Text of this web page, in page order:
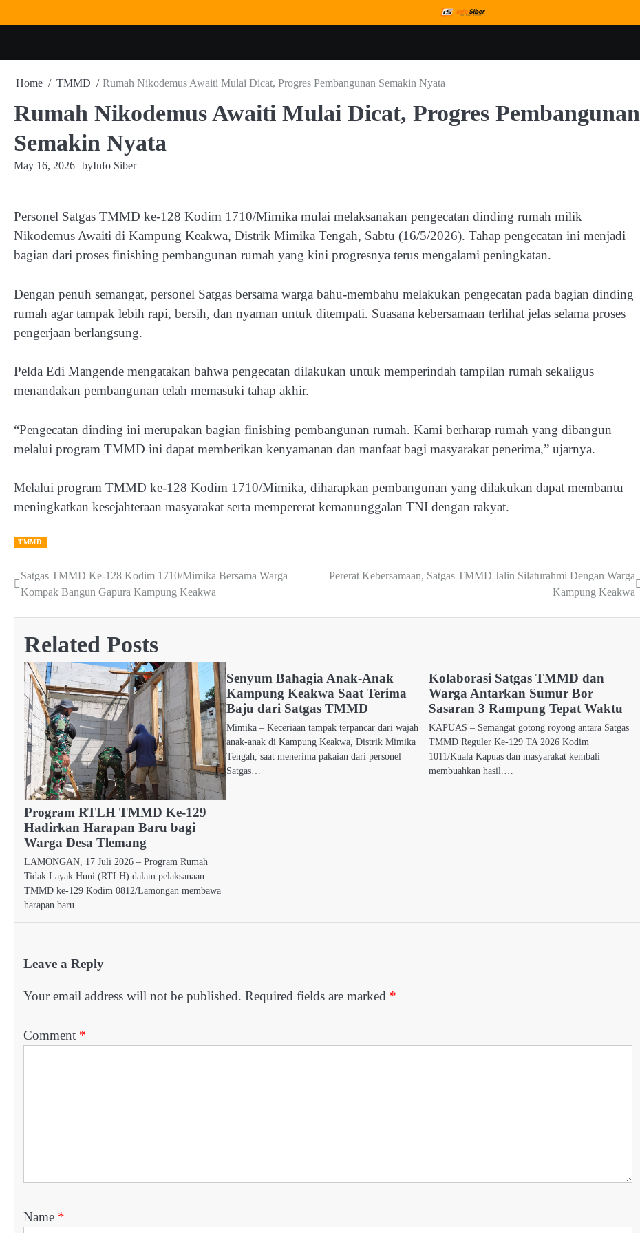
to
Home TMMD Rumah Nikodemus Awaiti Mulai Dicat, Progres Pembangunan Semakin Nyata
Rumah Nikodemus Awaiti Mulai Dicat, Progres Pembangunan
Semakin Nyata
May 16, 2026 byInfo Siber
Personel Satgas TMMD ke-128 Kodim 1710/Mimika mulai melaksanakan pengecatan dinding rumah milik
Nikodemus Awaiti di Kampung Keakwa, Distrik Mimika Tengah, Sabtu (16/5/2026). Tahap pengecatan ini menjadi
bagian dari proses finishing pembangunan rumah yang kini progresnya terus mengalami peningkatan.
Dengan penuh semangat, personel Satgas bersama warga bahu-membahu melakukan pengecatan pada bagian dinding
rumah agar tampak lebih rapi, bersih, dan nyaman untuk ditempati. Suasana kebersamaan terlihat jelas selama proses
pengerjaan berlangsung.
Pelda Edi Mangende mengatakan bahwa pengecatan dilakukan untuk memperindah tampilan rumah sekaligus
menandakan pembangunan telah memasuki tahap akhir.
“Pengecatan dinding ini merupakan bagian finishing pembangunan rumah. Kami berharap rumah yang dibangun
melalui program TMMD ini dapat memberikan kenyamanan dan manfaat bagi masyarakat penerima,” ujarnya.
Melalui program TMMD ke-128 Kodim 1710/Mimika, diharapkan pembangunan yang dilakukan dapat membantu
meningkatkan kesejahteraan masyarakat serta mempererat kemanunggalan TNI dengan rakyat.
TMMD
Post
Satgas TMMD Ke-128 Kodim 1710/Mimika Bersama Warga
Kompak Bangun Gapura Kampung Keakwa
Pererat Kebersamaan, Satgas TMMD Jalin Silaturahmi Dengan Warga
Kampung Keakwa
Related Posts
Program RTLH TMMD Ke-129
Hadirkan Harapan Baru bagi
Warga Desa Tlemang
LAMONGAN, 17 Juli 2026 – Program Rumah
Tidak Layak Huni (RTLH) dalam pelaksanaan
TMMD ke-129 Kodim 0812/Lamongan membawa
harapan baru…
Senyum Bahagia Anak-Anak
Kampung Keakwa Saat Terima
Baju dari Satgas TMMD
Mimika – Keceriaan tampak terpancar dari wajah
anak-anak di Kampung Keakwa, Distrik Mimika
Tengah, saat menerima pakaian dari personel
Satgas…
Kolaborasi Satgas TMMD dan
Warga Antarkan Sumur Bor
Sasaran 3 Rampung Tepat Waktu
KAPUAS – Semangat gotong royong antara Satgas
TMMD Reguler Ke-129 TA 2026 Kodim
1011/Kuala Kapuas dan masyarakat kembali
membuahkan hasil.…
Leave a Reply
Your email address will not be published. Required fields are marked *
Comment *
Name *